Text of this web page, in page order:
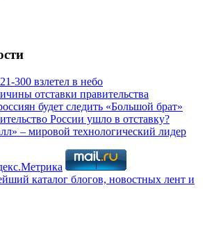
300 взлетел в небо
отставки правительства
будет следить «Большой брат»
России ушло в отставку?
– мировой технологический лидер
каталог блогов, новостных лент и